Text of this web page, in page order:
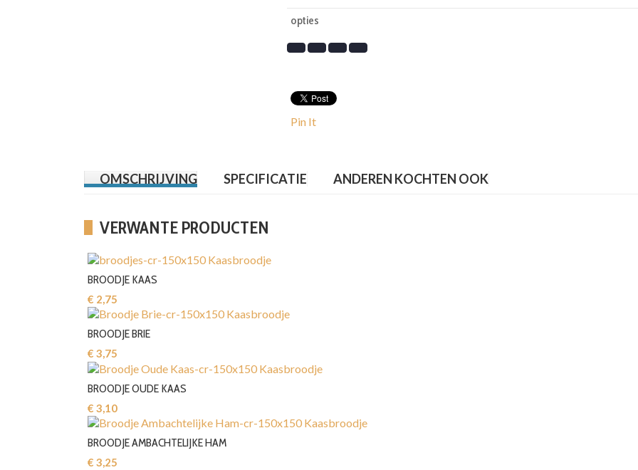
opties
Pin It
OMSCHRIJVING SPECIFICATIE ANDEREN KOCHTEN OOK
VERWANTE PRODUCTEN
BROODJE KAAS
€ 2,75‎
BROODJE BRIE
€ 3,75‎
BROODJE OUDE KAAS
€ 3,10‎
BROODJE AMBACHTELIJKE HAM
€ 3,25‎